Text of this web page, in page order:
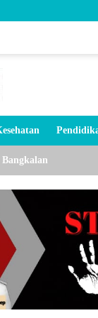
Bangkalan